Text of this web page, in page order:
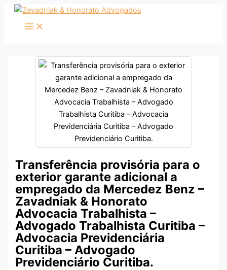
conteúdo
Transferência provisória para o
exterior garante adicional a
empregado da Mercedez Benz –
Zavadniak & Honorato
Advocacia Trabalhista –
Advogado Trabalhista Curitiba –
Advocacia Previdenciária
Curitiba – Advogado
Previdenciário Curitiba.